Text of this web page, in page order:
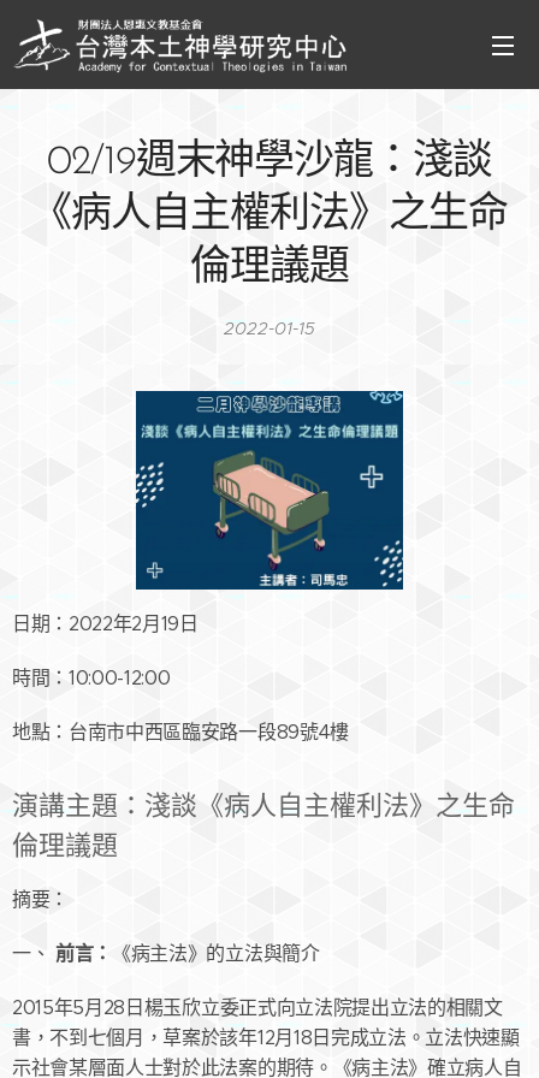
02/19週末神學沙龍：淺談
《病人自主權利法》之生命
倫理議題
2022-01-15
日期：2022年2月19日
時間：10:00-12:00
地點：台南市中西區臨安路一段89號4樓
演講主題：淺談《病人自主權利法》之生命
倫理議題
摘要：
一、前言： 《病主法》的立法與簡介
2015年5月28日楊玉欣立委正式向立法院提出立法的相關文
書，不到七個月，草案於該年12月18日完成立法。立法快速顯
示社會某層面人士對於此法案的期待。《病主法》確立病人自